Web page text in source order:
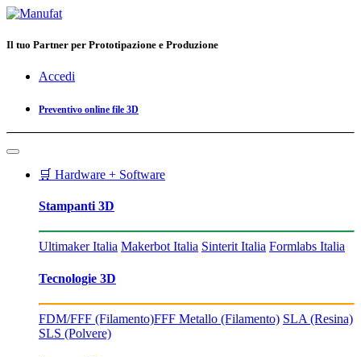
Il tuo Partner per Prototipazione e Produzione
Accedi
Preventivo online file 3D
🛒 Hardware + Software
Stampanti 3D
Ultimaker Italia Makerbot Italia Sinterit Italia Formlabs Italia
Tecnologie 3D
FDM/FFF (Filamento)FFF Metallo (Filamento) SLA (Resina)
SLS (Polvere)